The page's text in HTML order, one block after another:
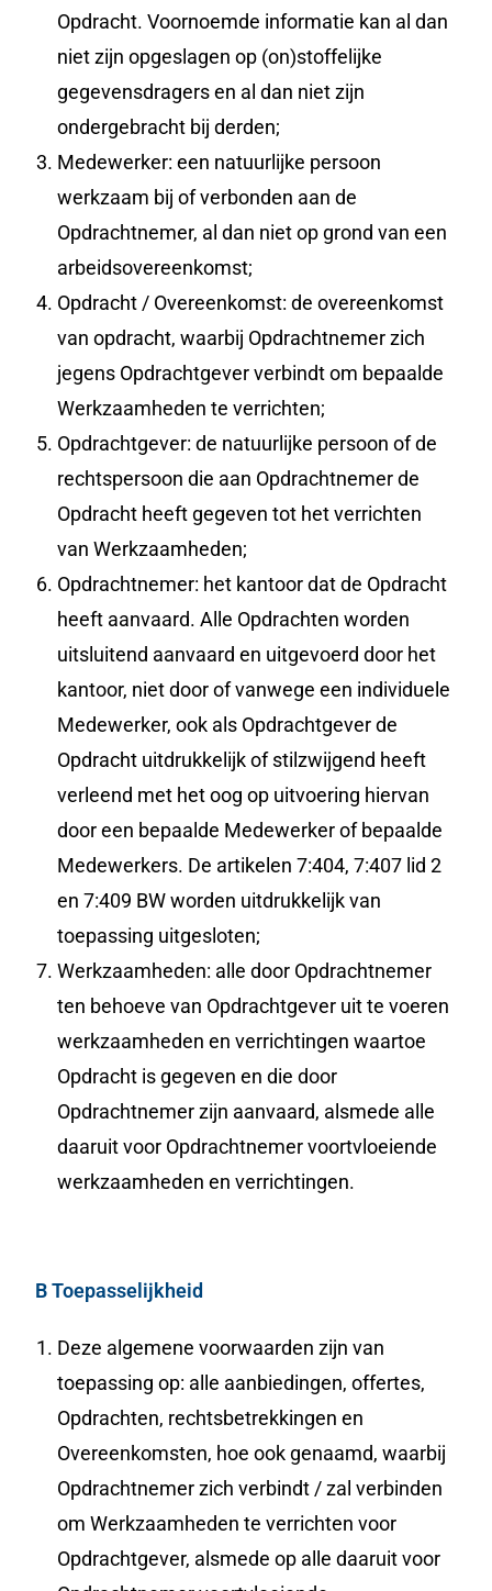
Opdracht. Voornoemde informatie kan al dan
niet zijn opgeslagen op (on)stoffelijke
gegevensdragers en al dan niet zijn
ondergebracht bij derden;
Medewerker: een natuurlijke persoon
werkzaam bij of verbonden aan de
Opdrachtnemer, al dan niet op grond van een
arbeidsovereenkomst;
Opdracht / Overeenkomst: de overeenkomst
van opdracht, waarbij Opdrachtnemer zich
jegens Opdrachtgever verbindt om bepaalde
Werkzaamheden te verrichten;
Opdrachtgever: de natuurlijke persoon of de
rechtspersoon die aan Opdrachtnemer de
Opdracht heeft gegeven tot het verrichten
van Werkzaamheden;
Opdrachtnemer: het kantoor dat de Opdracht
heeft aanvaard. Alle Opdrachten worden
uitsluitend aanvaard en uitgevoerd door het
kantoor, niet door of vanwege een individuele
Medewerker, ook als Opdrachtgever de
Opdracht uitdrukkelijk of stilzwijgend heeft
verleend met het oog op uitvoering hiervan
door een bepaalde Medewerker of bepaalde
Medewerkers. De artikelen 7:404, 7:407 lid 2
en 7:409 BW worden uitdrukkelijk van
toepassing uitgesloten;
Werkzaamheden: alle door Opdrachtnemer
ten behoeve van Opdrachtgever uit te voeren
werkzaamheden en verrichtingen waartoe
Opdracht is gegeven en die door
Opdrachtnemer zijn aanvaard, alsmede alle
daaruit voor Opdrachtnemer voortvloeiende
werkzaamheden en verrichtingen.
B Toepasselijkheid
Deze algemene voorwaarden zijn van
toepassing op: alle aanbiedingen, offertes,
Opdrachten, rechtsbetrekkingen en
Overeenkomsten, hoe ook genaamd, waarbij
Opdrachtnemer zich verbindt / zal verbinden
om Werkzaamheden te verrichten voor
Opdrachtgever, alsmede op alle daaruit voor